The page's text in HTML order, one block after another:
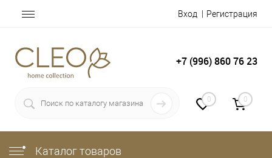
Вход Регистрация
+7 (996) 860 76 23
0 0
Каталог товаров